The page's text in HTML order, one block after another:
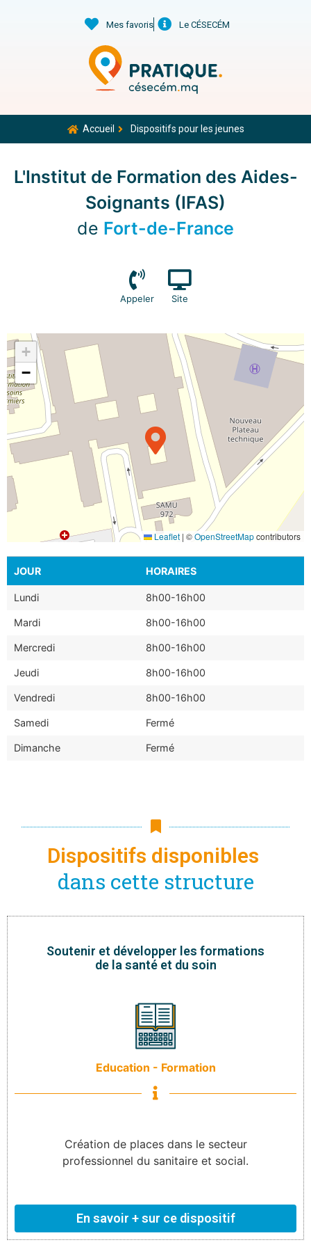
Mes favoris Le CÉSECÉM
Accueil Dispositifs pour les jeunes
L'Institut de Formation des Aides-
Soignants (IFAS)
de Fort-de-France
Appeler Site
+
−
Leaflet | ©OpenStreetMapcontributors
JOUR HORAIRES
Lundi 8h00-16h00
Mardi 8h00-16h00
Mercredi 8h00-16h00
Jeudi 8h00-16h00
Vendredi 8h00-16h00
Samedi Fermé
Dimanche Fermé
Dispositifs disponibles
dans cette structure
Soutenir et développer les formations
de la santé et du soin
Education - Formation
Création de places dans le secteur
professionnel du sanitaire et social.
En savoir + sur ce dispositif